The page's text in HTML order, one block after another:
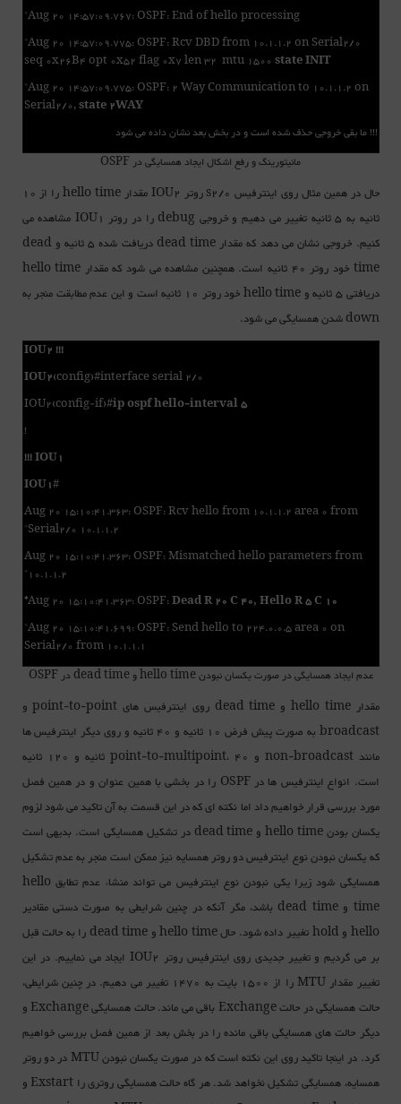
*Aug 20 14:57:09.767: OSPF: End of hello processing
*Aug 20 14:57:09.775: OSPF: Rcv DBD from 10.1.1.2 on Serial2/0
seq 0x26B4 opt 0x52 flag 0x7 len 32 mtu 1500 state INIT
*Aug 20 14:57:09.775: OSPF: 2 Way Communication to 10.1.1.2 on
Serial2/0,state 2WAY
!!! ما بقی خروجی حذف شده است و در بخش بعد نشان داده می شود
مانیتورینگ و رفع اشکال ایجاد همسایگی در OSPF
حال در همین مثال روی اینترفیس s2/0 روتر IOU2 مقدار hello time را از 10
ثانیه به 5 ثانیه تغییر می دهیم و خروجی debug را در روتر IOU1 مشاهده می
کنیم. خروجی نشان می دهد که مقدار dead time دریافت شده 5 ثانیه و dead
time خود روتر 40 ثانیه است. همچنین مشاهده می شود که مقدار hello time
دریافتی 5 ثانیه و hello time خود روتر 10 ثانیه است و این عدم مطابقت منجر به
down شدن همسایگی می شود.
!!! IOU2
IOU2(config)#interface serial 2/0
IOU2(config-if)#ip ospf hello-interval 5
!
!!! IOU1
IOU1#
Aug 20 15:10:41.363: OSPF: Rcv hello from 10.1.1.2 area 0 from
Serial2/0 10.1.1.2*
Aug 20 15:10:41.363: OSPF: Mismatched hello parameters from
10.1.1.2*
Aug 20 15:10:41.363: OSPF:Dead R 20 C 40, Hello R 5 C 10*
*Aug 20 15:10:41.699: OSPF: Send hello to 224.0.0.5 area 0 on
Serial2/0 from 10.1.1.1
عدم ایجاد همسایگی در صورت یکسان نبودن hello time و dead time در OSPF
مقدار hello time و dead time روی اینترفیس های point-to-point و
broadcast به صورت پیش فرض 10 ثانیه و 40 ثانیه و روی دیگر اینترفیس ها
مانند non-broadcast و point-to-multipoint، 40 ثانیه و 120 ثانیه
است. انواع اینترفیس ها در OSPF را در بخشی با همین عنوان و در همین فصل
مورد بررسی قرار خواهیم داد اما نکته ای که در این قسمت به آن تاکید می شود لزوم
یکسان بودن hello time و dead time در تشکیل همسایگی است. بدیهی است
که یکسان نبودن نوع اینترفیس دو روتر همسایه نیز ممکن است منجر به عدم تشکیل
همسایگی شود زیرا یکی نبودن نوع اینترفیس می تواند منشاء عدم تطابق hello
time و dead time باشد، مگر آنکه در چنین شرایطی به صورت دستی مقادیر
hello و hold تغییر داده شود. حال hello time و dead time را به حالت قبل
بر می گردیم و تغییر جدیدی روی اینترفیس روتر IOU2 ایجاد می نماییم. در این
تغییر مقدار MTU را از 1500 بایت به 1470 تغییر می دهیم. در چنین شرایطی،
حالت همسایگی در حالت Exchange باقی می ماند. حالت همسایگی Exchange و
دیگر حالت های همسایگی باقی مانده را در بخش بعد از همین فصل بررسی خواهیم
کرد. در اینجا تاکید روی این نکته است که در صورت یکسان نبودن MTU در دو روتر
همسایه، همسایگی تشکیل نخواهد شد. هر گاه حالت همسایگی روتری را Exstart و